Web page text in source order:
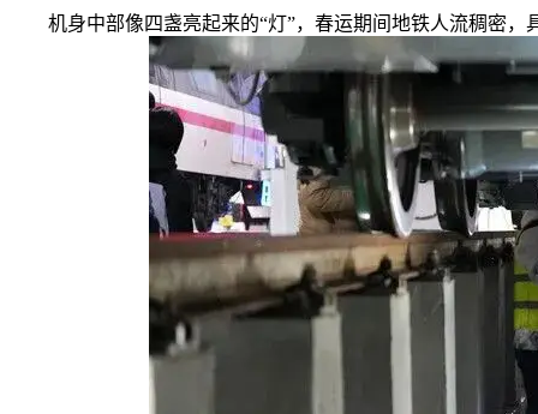
机身中部像四盏亮起来的“灯”，春运期间地铁人流稠密，